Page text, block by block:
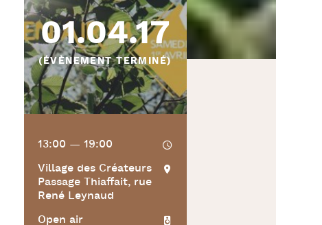
01.04.17
(ÉVÈNEMENT TERMINÉ)
13:00 — 19:00
Village des Créateurs
Passage Thiaffait, rue
René Leynaud
Open air